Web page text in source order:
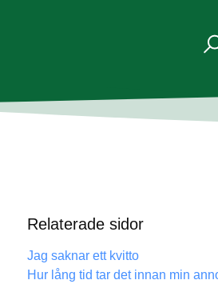
Relaterade sidor
Jag saknar ett kvitto
Hur lång tid tar det innan min